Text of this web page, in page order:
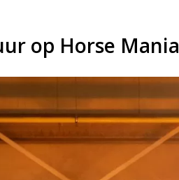
op Horse Mania